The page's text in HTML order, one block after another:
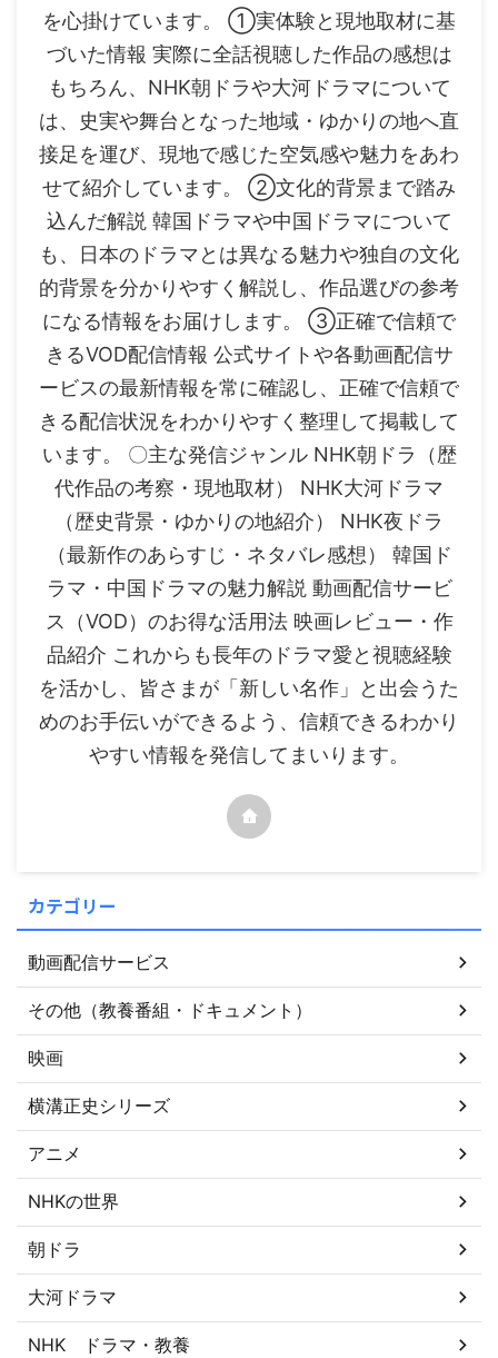
を心掛けています。 ①実体験と現地取材に基
づいた情報 実際に全話視聴した作品の感想は
もちろん、NHK朝ドラや大河ドラマについて
は、史実や舞台となった地域・ゆかりの地へ直
接足を運び、現地で感じた空気感や魅力をあわ
せて紹介しています。 ②文化的背景まで踏み
込んだ解説 韓国ドラマや中国ドラマについて
も、日本のドラマとは異なる魅力や独自の文化
的背景を分かりやすく解説し、作品選びの参考
になる情報をお届けします。 ③正確で信頼で
きるVOD配信情報 公式サイトや各動画配信サ
ービスの最新情報を常に確認し、正確で信頼で
きる配信状況をわかりやすく整理して掲載して
います。 〇主な発信ジャンル NHK朝ドラ（歴
代作品の考察・現地取材） NHK大河ドラマ
（歴史背景・ゆかりの地紹介） NHK夜ドラ
（最新作のあらすじ・ネタバレ感想） 韓国ド
ラマ・中国ドラマの魅力解説 動画配信サービ
ス（VOD）のお得な活用法 映画レビュー・作
品紹介 これからも長年のドラマ愛と視聴経験
を活かし、皆さまが「新しい名作」と出会うた
めのお手伝いができるよう、信頼できるわかり
やすい情報を発信してまいります。
カテゴリー
動画配信サービス
その他（教養番組・ドキュメント）
映画
横溝正史シリーズ
アニメ
NHKの世界
朝ドラ
大河ドラマ
NHK ドラマ・教養